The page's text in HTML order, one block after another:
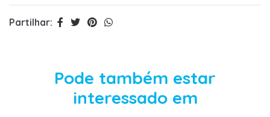
Partilhar:
Pode também estar
interessado em